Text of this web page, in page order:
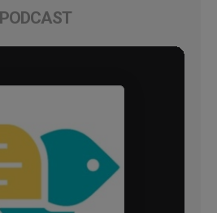
PODCAST